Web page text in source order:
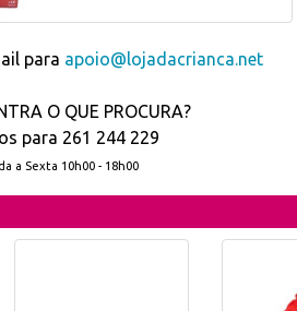
para apoio@lojadacrianca.net
O QUE PROCURA?
para 261 244 229
a Sexta 10h00 - 18h00